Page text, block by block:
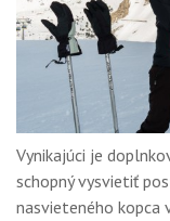
Vynikajúci je
schopný vysvietiť
nasvieteného kopca